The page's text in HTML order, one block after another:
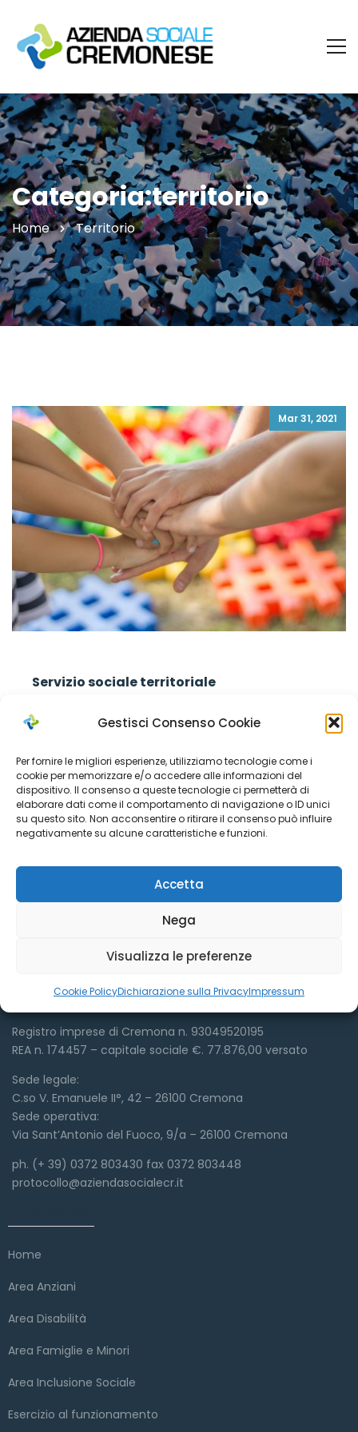
Gestisci Consenso Cookie
Per fornire le migliori esperienze, utilizziamo tecnologie come i
cookie per memorizzare e/o accedere alle informazioni del
dispositivo. Il consenso a queste tecnologie ci permetterà di
elaborare dati come il comportamento di navigazione o ID unici
su questo sito. Non acconsentire o ritirare il consenso può influire
negativamente su alcune caratteristiche e funzioni.
Accetta
Nega
Visualizza le preferenze
Cookie PolicyDichiarazione sulla PrivacyImpressum
Categoria:territorio
Home Territorio
Mar 31, 2021
Servizio sociale territoriale
Dove siamo
Azienda Sociale Cremonese
Cremona – (CR) ITALY
Registro imprese di Cremona n. 93049520195
REA n. 174457 – capitale sociale €. 77.876,00 versato
Sede legale:
C.so V. Emanuele II°, 42 – 26100 Cremona
Sede operativa:
Via Sant’Antonio del Fuoco, 9/a – 26100 Cremona
ph. (+ 39) 0372 803430 fax 0372 803448
protocollo@aziendasocialecr.it
Home
Area Anziani
Area Disabilità
Area Famiglie e Minori
Area Inclusione Sociale
Esercizio al funzionamento